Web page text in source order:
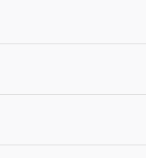
トップ
プ